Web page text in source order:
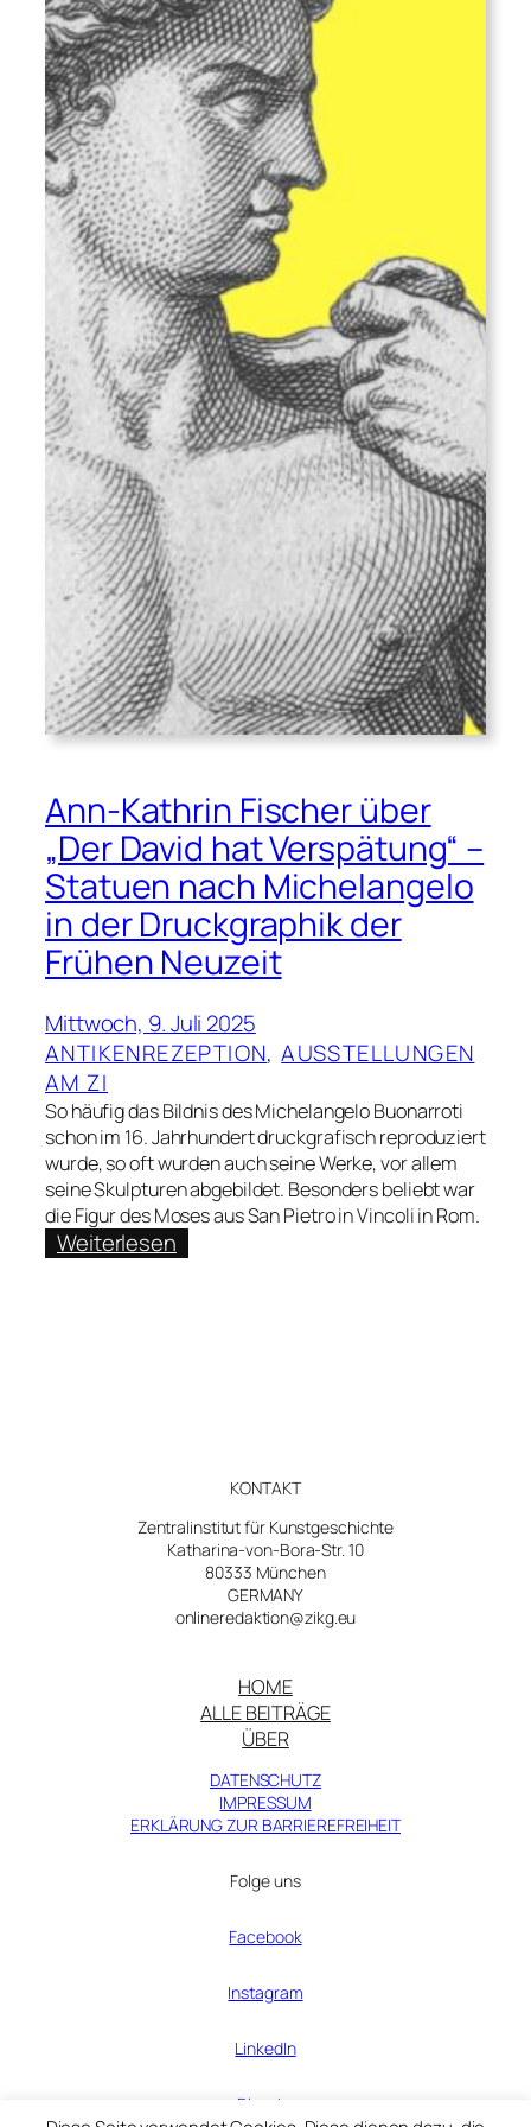
Ann-Kathrin Fischer über
„Der David hat Verspätung“ –
Statuen nach Michelangelo
in der Druckgraphik der
Frühen Neuzeit
Mittwoch, 9. Juli 2025
ANTIKENREZEPTION, AUSSTELLUNGEN
AM ZI
So häufig das Bildnis des Michelangelo Buonarroti
schon im 16. Jahrhundert druckgrafisch reproduziert
wurde, so oft wurden auch seine Werke, vor allem
seine Skulpturen abgebildet. Besonders beliebt war
die Figur des Moses aus San Pietro in Vincoli in Rom.
Weiterlesen:
Verspätung“
Statuen
nach
Michelangelo
in
Druckgraphik
der
Frühen
Neuzeit
KONTAKT
Zentralinstitut für Kunstgeschichte
Katharina-von-Bora-Str. 10
80333 München
GERMANY
onlineredaktion@zikg.eu
HOME
ALLE BEITRÄGE
ÜBER
DATENSCHUTZ
IMPRESSUM
ERKLÄRUNG ZUR BARRIEREFREIHEIT
Folge uns
Facebook
Instagram
LinkedIn
Bluesky